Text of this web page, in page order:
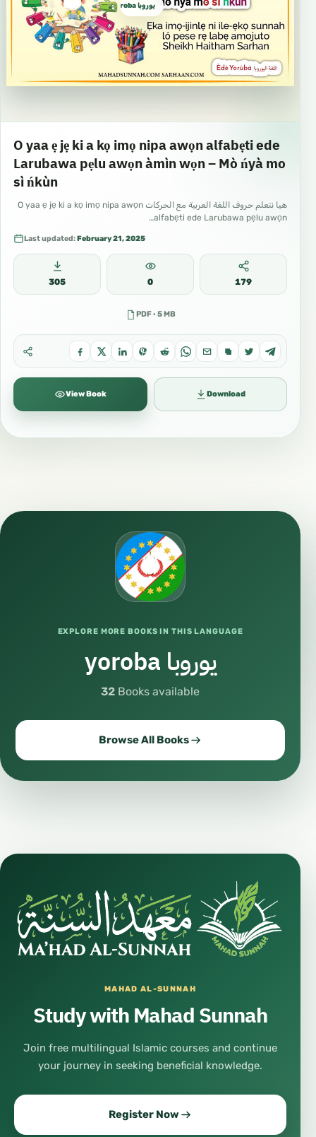
يوروبا yoroba
O yaa ẹ jẹ ki a kọ imọ nipa awọn alfabẹti ede
Larubawa pẹlu awọn àmìn wọn – Mò ńyà mo
sì ńkùn
هيا نتعلم حروف اللغة العربية مع الحركات O yaa ẹ jẹ ki a kọ imọ nipa awọn
alfabẹti ede Larubawa pẹlu awọn…
Last updated:February 21, 2025
305 0 179
PDF · 5 MB
View Book Download
EXPLORE MORE BOOKS IN THIS LANGUAGE
يوروبا yoroba
32 Books available
Browse All Books
MAHAD AL-SUNNAH
Study with Mahad Sunnah
Join free multilingual Islamic courses and continue
your journey in seeking beneficial knowledge.
Register Now